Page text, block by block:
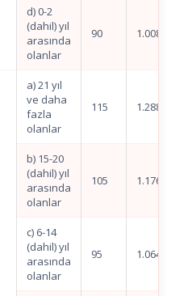
d) 0-2
(dahil) yıl
arasında
olanlar
90
a) 21 yıl
ve daha
fazla
olanlar
115
b) 15-20
(dahil) yıl
arasında
olanlar
105
c) 6-14
(dahil) yıl
arasında
olanlar
95